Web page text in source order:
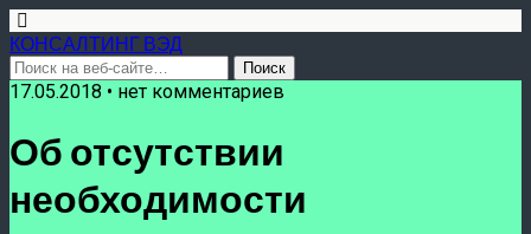
КОНСАЛТИНГ ВЭД
17.05.2018 • нет комментариев
Об отсутствии
необходимости